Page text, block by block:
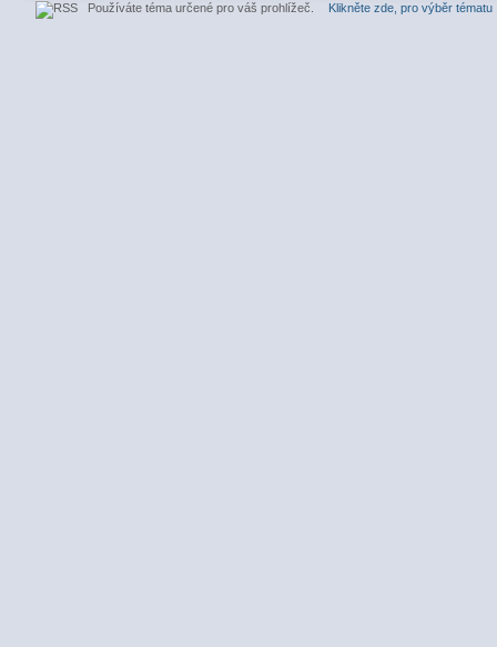
Používáte téma určené pro váš prohlížeč. Klikněte zde, pro výběr tématu